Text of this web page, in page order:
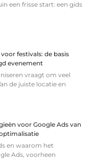
een frisse start: een gids
festivals: de basis
evenement
vraagt om veel
de juiste locatie en
voor Google Ads van
en waarom het
Ads, voorheen